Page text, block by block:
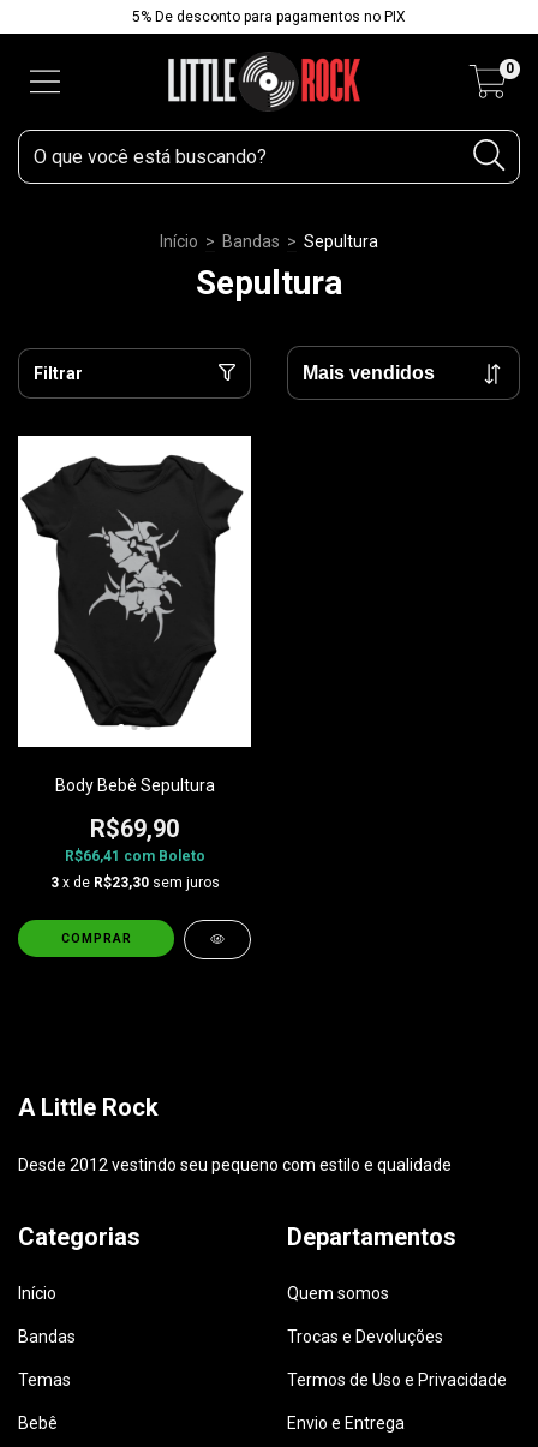
5% De desconto para pagamentos no PIX
0
Início > Bandas > Sepultura
Sepultura
Filtrar
Body Bebê Sepultura
R$69,90
R$66,41 com Boleto
3 x de R$23,30 sem juros
COMPRAR
A Little Rock
Desde 2012 vestindo seu pequeno com estilo e qualidade
Categorias
Início
Bandas
Temas
Bebê
Departamentos
Quem somos
Trocas e Devoluções
Termos de Uso e Privacidade
Envio e Entrega